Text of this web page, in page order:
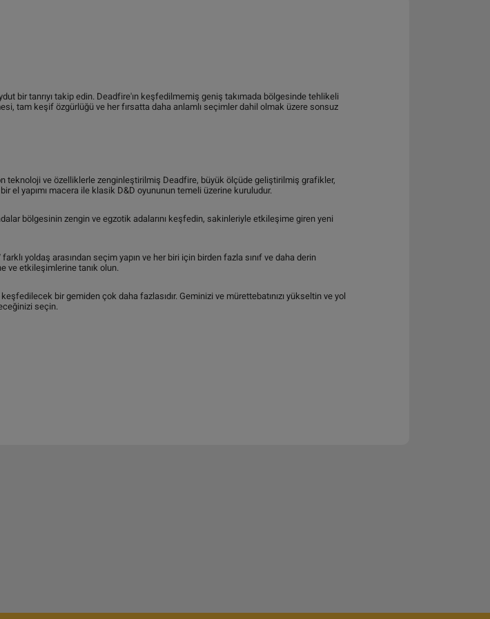
bir tanrıyı takip edin. Deadfire'ın keşfedilmemiş geniş takımada bölgesinde tehlikeli
tam keşif özgürlüğü ve her fırsatta daha anlamlı seçimler dahil olmak üzere sonsuz
teknoloji ve özelliklerle zenginleştirilmiş Deadfire, büyük ölçüde geliştirilmiş grafikler,
el yapımı macera ile klasik D&D oyununun temeli üzerine kuruludur.
bölgesinin zengin ve egzotik adalarını keşfedin, sakinleriyle etkileşime giren yeni
yoldaş arasından seçim yapın ve her biri için birden fazla sınıf ve daha derin
ve etkileşimlerine tanık olun.
bir gemiden çok daha fazlasıdır. Geminizi ve mürettebatınızı yükseltin ve yol
seçin.